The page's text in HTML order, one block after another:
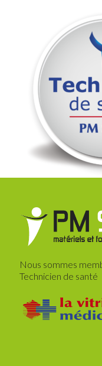
Nous sommes
Technicien de santé